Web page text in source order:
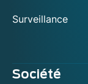
Surveillance
Société